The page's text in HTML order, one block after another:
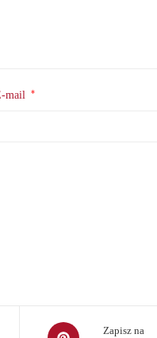
mail *
Opens
Zapisz na